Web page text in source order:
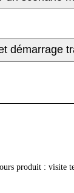
démarrage
produit : visite